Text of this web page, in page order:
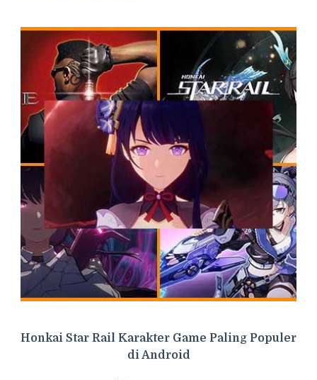
Honkai Star Rail Karakter Game Paling Populer
di Android